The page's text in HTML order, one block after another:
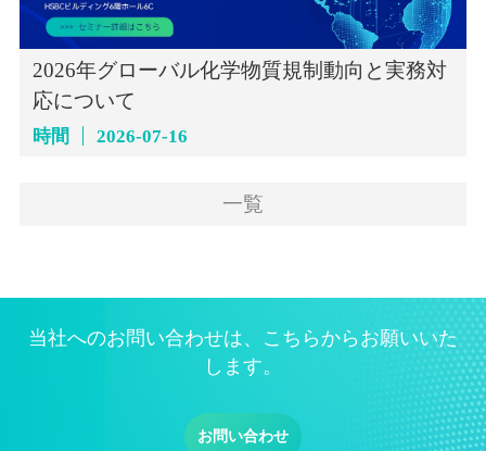
2026年グローバル化学物質規制動向と実務対
応について
時間 2026-07-16
一覧
当社へのお問い合わせは、こちらからお願いいた
します。
お問い合わせ